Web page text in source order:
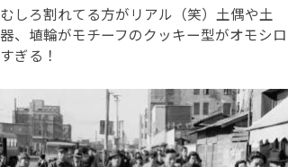
むしろ割れてる方がリアル（笑）土偶や土
器、埴輪がモチーフのクッキー型がオモシロ
すぎる！